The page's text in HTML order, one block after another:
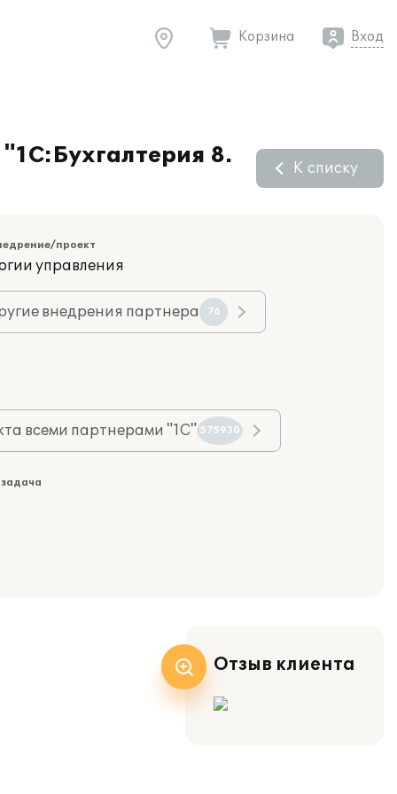
Корзина Вход
8.
К списку
проект
управления
внедрения партнера 76
всеми партнерами "1С" 575930
Отзыв клиента